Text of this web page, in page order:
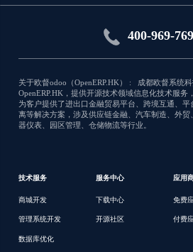
onchange in Python code
3773 400-969-
关于欧督odoo（OpenERP.HK） : 成都欧督系统
OpenERP.HK，提供开源技术领域信息化技术服务
为客户提供了进出口金融贸易平台、跨境互通、
离等解决方案，涉及供应链金融、汽车制造、外
器仪表、园区管理、仓储物流等行业。
技术服务
商城开发
管理系统开发
数据库优化
服务中心
下载中心
开源社区
应用
免费
付费